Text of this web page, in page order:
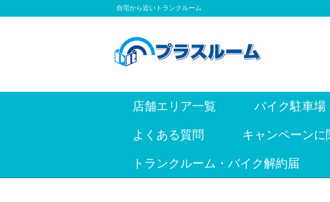
自宅から近いトランクルーム
店舗エリア一覧 バイク駐車場
よくある質問 キャンペーン
トランクルーム・バイク解約届